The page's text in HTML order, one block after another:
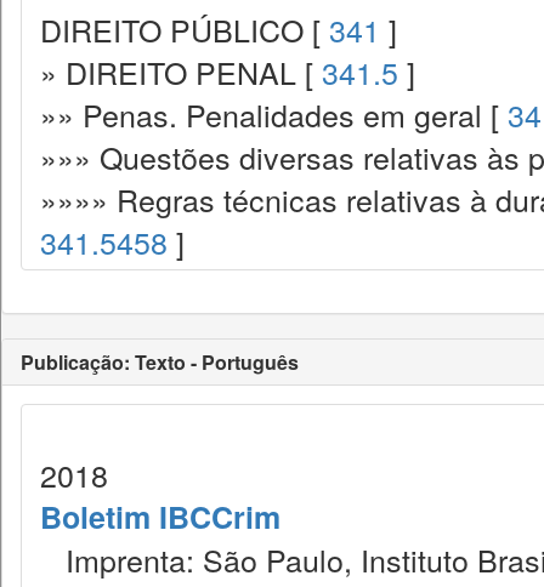
DIREITO PÚBLICO [ 341 ]
» DIREITO PENAL [ 341.5 ]
»» Penas. Penalidades em geral [
»»» Questões diversas relativas às
»»»» Regras técnicas relativas à
341.5458 ]
Publicação: Texto - Português
2018
Boletim IBCCrim
Imprenta: São Paulo, Instituto